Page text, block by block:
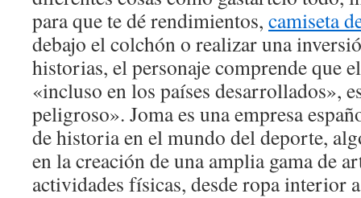
para que te dé rendimientos, camiseta
debajo el colchón o realizar una
historias, el personaje comprende que
«incluso en los países desarrollados»,
peligroso». Joma es una empresa
de historia en el mundo del deporte,
en la creación de una amplia gama de
actividades físicas, desde ropa interior